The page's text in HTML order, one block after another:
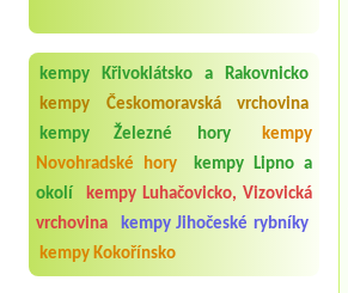
kempy Křivoklátsko a Rakovnicko
kempy Českomoravská vrchovina
kempy Železné hory
kempy
Novohradské hory
kempy Lipno a
okolí
kempy Luhačovicko, Vizovická
vrchovina
kempy Jihočeské rybníky
kempy Kokořínsko